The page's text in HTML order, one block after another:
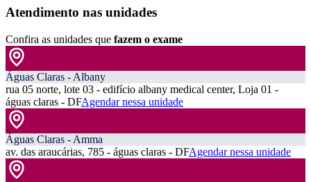
Atendimento nas unidades
Confira as unidades que fazem o exame
Águas Claras - Albany
rua 05 norte, lote 03 - edifício albany medical center, Loja 01 -
águas claras - DFAgendar nessa unidade
Águas Claras - Amma
av. das araucárias, 785 - águas claras - DFAgendar nessa unidade